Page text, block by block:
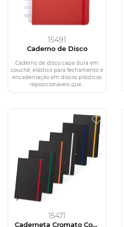
15491
Caderno de Disco
Caderno de disco capa dura em
couchê, elástico para fechamento e
encadernação em discos plásticos
reposicionáveis que...
15471
Caderneta Cromato Com